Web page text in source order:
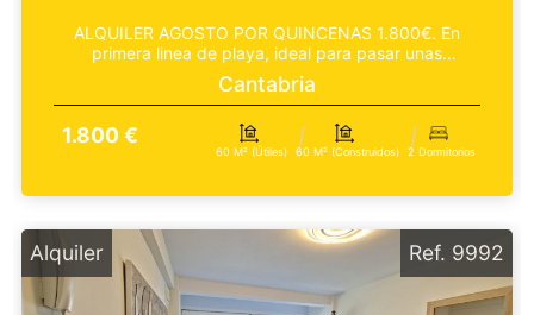
ALQUILER AGOSTO POR QUINCENAS 1.800€. En
primera linea de playa, ideal para pasar unas
vacaciones en fa...
Cantabria
1.800 €
60 M² (útiles) 60 M² (construidos) 2 Dormitorios
Alquiler Ref. 9992